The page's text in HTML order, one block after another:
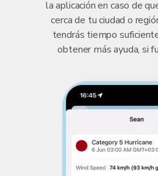
la aplicación en caso de
cerca de tu ciudad o
tendrás tiempo
obtener más ayuda, si